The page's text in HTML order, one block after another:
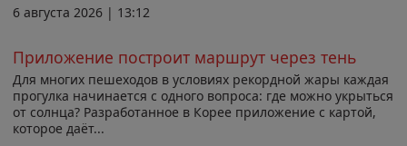
6 августа 2026 | 13:12
Приложение построит маршрут через тень
Для многих пешеходов в условиях рекордной жары каждая
прогулка начинается с одного вопроса: где можно укрыться
от солнца? Разработанное в Корее приложение с картой,
которое даёт...